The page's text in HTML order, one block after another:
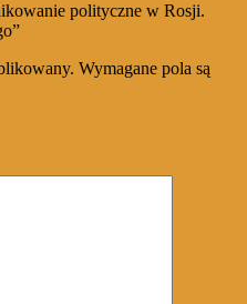
polityczne w Rosji.
Wymagane pola są